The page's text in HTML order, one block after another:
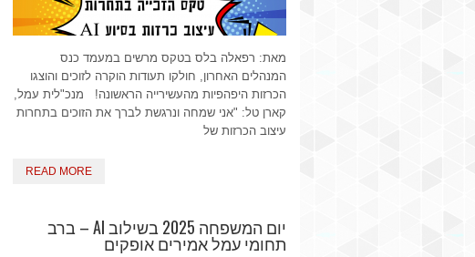
מאת: רפאלה בלס בטקס מרשים במעמד כנס
המנהלים האחרון, חולקו תעודות הוקרה לזוכים והוצגו
הכרזות היפהפיות מהעשירייה הראשונה! מנכ"לית עמל,
קארן טל: "אני שמחה ונרגשת לברך את הזוכים בתחרות
עיצוב הכרזות של
READ MORE
יום המשפחה 2025 בשילוב AI – ברב
תחומי עמל אמירים אופקים